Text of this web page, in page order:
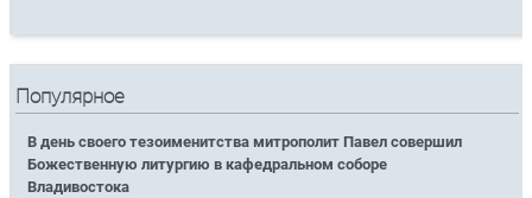
Популярное
В день своего тезоименитства митрополит Павел совершил
Божественную литургию в кафедральном соборе
Владивостока